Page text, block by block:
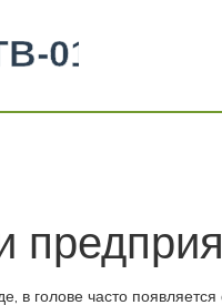
в голове часто